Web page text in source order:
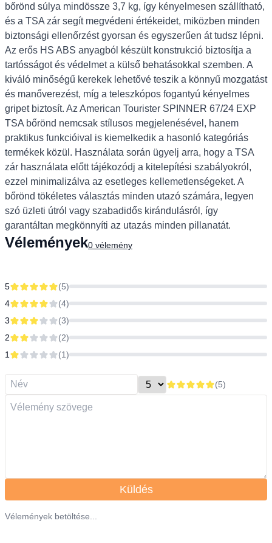
bőrönd súlya mindössze 3,7 kg, így kényelmesen szállítható,
és a TSA zár segít megvédeni értékeidet, miközben minden
biztonsági ellenőrzést gyorsan és egyszerűen át tudsz lépni.
Az erős HS ABS anyagból készült konstrukció biztosítja a
tartósságot és védelmet a külső behatásokkal szemben. A
kiváló minőségű kerekek lehetővé teszik a könnyű mozgatást
és manőverezést, míg a teleszkópos fogantyú kényelmes
gripet biztosít. Az American Tourister SPINNER 67/24 EXP
TSA bőrönd nemcsak stílusos megjelenésével, hanem
praktikus funkcióival is kiemelkedik a hasonló kategóriás
termékek közül. Használata során ügyelj arra, hogy a TSA
zár használata előtt tájékozódj a kitelepítési szabályokról,
ezzel minimalizálva az esetleges kellemetlenségeket. A
bőrönd tökéletes választás minden utazó számára, legyen
szó üzleti útról vagy szabadidős kirándulásról, így
garantáltan megkönnyíti az utazás minden pillanatát.
Vélemények0 vélemény
5 (5)
4
(4)
3
(3)
2
(2)
1
(1)
(5)
Küldés
Vélemények betöltése...